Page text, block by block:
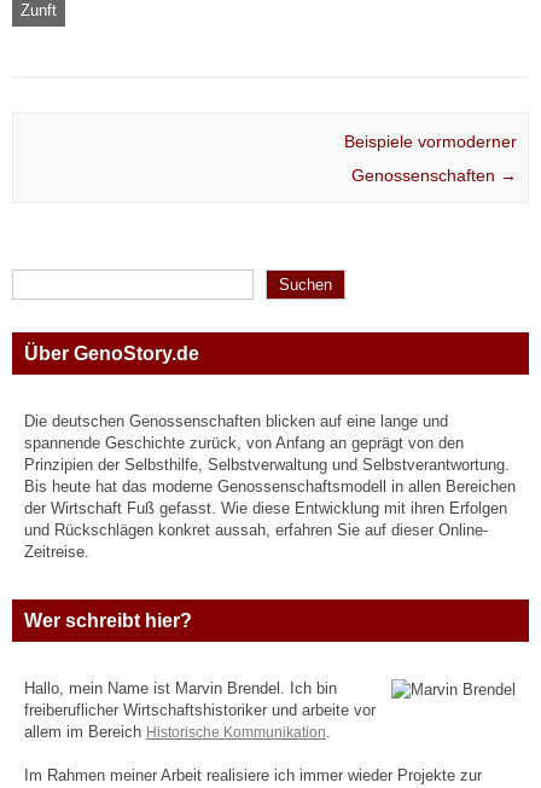
Zunft
Beispiele vormoderner
Genossenschaften →
Suchen
Suchen
Über GenoStory.de
Die deutschen Genossenschaften blicken auf eine lange und
spannende Geschichte zurück, von Anfang an geprägt von den
Prinzipien der Selbsthilfe, Selbstverwaltung und Selbstverantwortung.
Bis heute hat das moderne Genossenschaftsmodell in allen Bereichen
der Wirtschaft Fuß gefasst. Wie diese Entwicklung mit ihren Erfolgen
und Rückschlägen konkret aussah, erfahren Sie auf dieser Online-
Zeitreise.
Wer schreibt hier?
Hallo, mein Name ist Marvin Brendel. Ich bin
freiberuflicher Wirtschaftshistoriker und arbeite vor
allem im Bereich Historische Kommunikation.
Im Rahmen meiner Arbeit realisiere ich immer wieder Projekte zur